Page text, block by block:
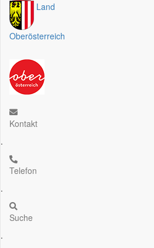
Land
Oberösterreich
Kontakt
.
Telefon
.
Suche
.